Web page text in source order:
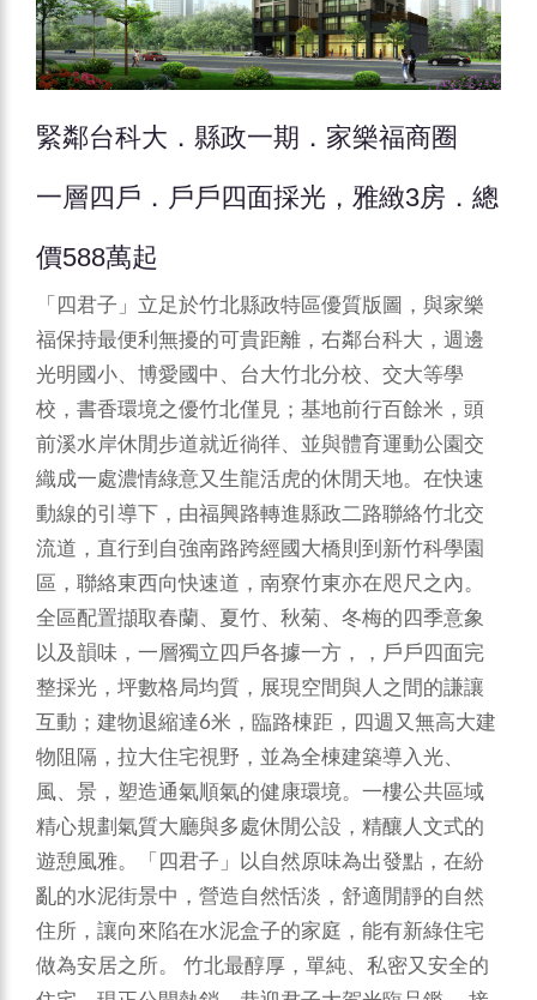
緊鄰台科大．縣政一期．家樂福商圈
一層四戶．戶戶四面採光，雅緻3房．總
價588萬起
「四君子」立足於竹北縣政特區優質版圖，與家樂
福保持最便利無擾的可貴距離，右鄰台科大，週邊
光明國小、博愛國中、台大竹北分校、交大等學
校，書香環境之優竹北僅見；基地前行百餘米，頭
前溪水岸休閒步道就近徜徉、並與體育運動公園交
織成一處濃情綠意又生龍活虎的休閒天地。在快速
動線的引導下，由福興路轉進縣政二路聯絡竹北交
流道，直行到自強南路跨經國大橋則到新竹科學園
區，聯絡東西向快速道，南寮竹東亦在咫尺之內。
全區配置擷取春蘭、夏竹、秋菊、冬梅的四季意象
以及韻味，一層獨立四戶各據一方，，戶戶四面完
整採光，坪數格局均質，展現空間與人之間的謙讓
互動；建物退縮達6米，臨路棟距，四週又無高大建
物阻隔，拉大住宅視野，並為全棟建築導入光、
風、景，塑造通氣順氣的健康環境。一樓公共區域
精心規劃氣質大廳與多處休閒公設，精釀人文式的
遊憩風雅。「四君子」以自然原味為出發點，在紛
亂的水泥街景中，營造自然恬淡，舒適閒靜的自然
住所，讓向來陷在水泥盒子的家庭，能有新綠住宅
做為安居之所。 竹北最醇厚，單純、私密又安全的